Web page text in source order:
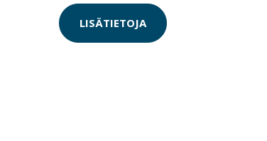
LISÄTIETOJA